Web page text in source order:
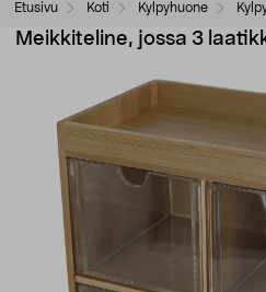
Etusivu Koti Kylpyhuone
Meikkiteline, jossa 3